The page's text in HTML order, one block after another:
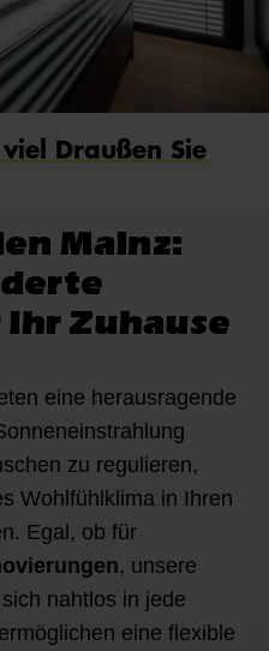
Draußen Sie
Mainz:
Zuhause
eine herausragende
zu regulieren,
Wohlfühlklima in Ihren
Egal, ob für
, unsere
nahtlos in jede
eine flexible